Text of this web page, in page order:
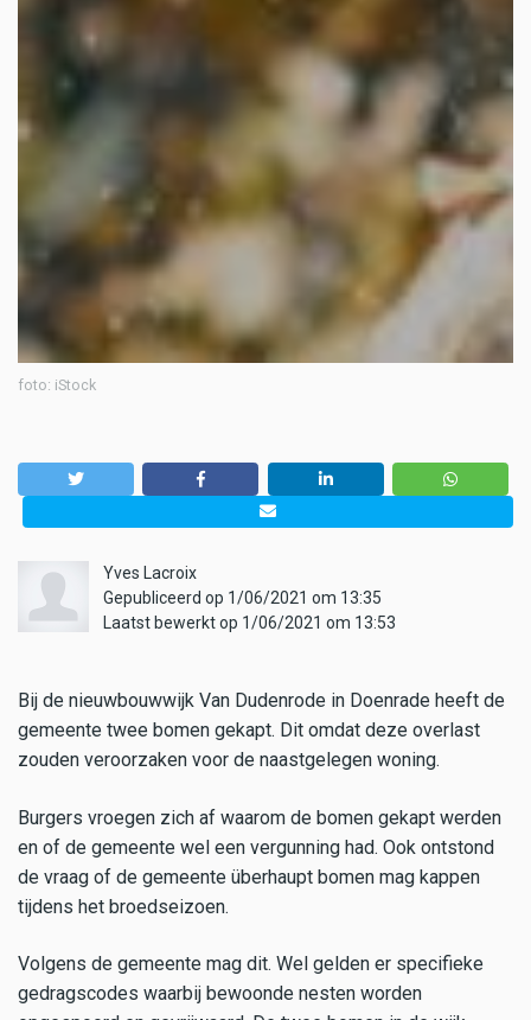
foto: iStock
Yves Lacroix
Gepubliceerd op 1/06/2021 om 13:35
Laatst bewerkt op 1/06/2021 om 13:53
Bij de nieuwbouwwijk Van Dudenrode in Doenrade heeft de
gemeente twee bomen gekapt. Dit omdat deze overlast
zouden veroorzaken voor de naastgelegen woning.
Burgers vroegen zich af waarom de bomen gekapt werden
en of de gemeente wel een vergunning had. Ook ontstond
de vraag of de gemeente überhaupt bomen mag kappen
tijdens het broedseizoen.
Volgens de gemeente mag dit. Wel gelden er specifieke
gedragscodes waarbij bewoonde nesten worden